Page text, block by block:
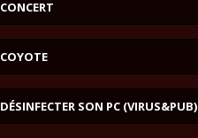
CONCERT
COYOTE
DÉSINFECTER SON PC (VIRUS&PUB)